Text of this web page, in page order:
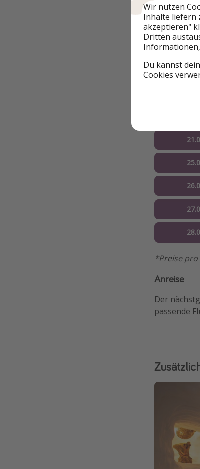
*Preise
Anreise
Der
passende
Wir nutzen
Inhalte liefern
akzeptieren"
Dritten
Du kannst
Cookies